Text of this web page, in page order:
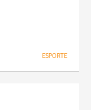
ESPORTE